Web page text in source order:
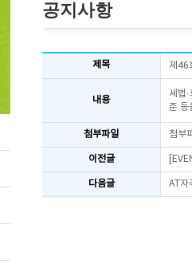
공지사항
제목 제46
내용
세법
준 등
첨부파일 첨부
이전글
다음글 AT자